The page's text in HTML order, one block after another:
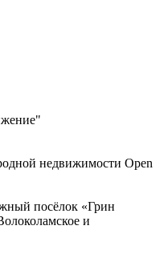
недвижимости Open
посёлок «Грин
и